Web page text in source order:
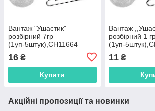
Вантаж "Ушастик"
розбірний 7гр
(1уп-5штук),CH11664
16 ₴
Купити
Вантаж
розбірний 1
(1уп-
11₴
Акційні пропозиції та новинки